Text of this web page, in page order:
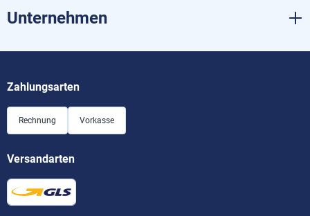
Unternehmen
Zahlungsarten
Rechnung Vorkasse
Versandarten